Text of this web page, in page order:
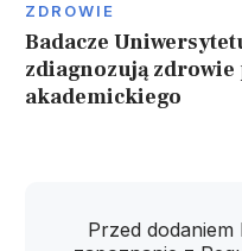
ZDROWIE
Badacze
zdiagnozują
akademickiego
Przed